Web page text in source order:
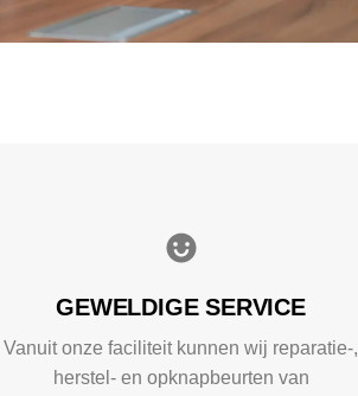
GEWELDIGE SERVICE
Vanuit onze faciliteit kunnen wij reparatie-,
herstel- en opknapbeurten van